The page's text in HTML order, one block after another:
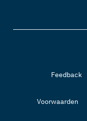
Feedback
Voorwaarden